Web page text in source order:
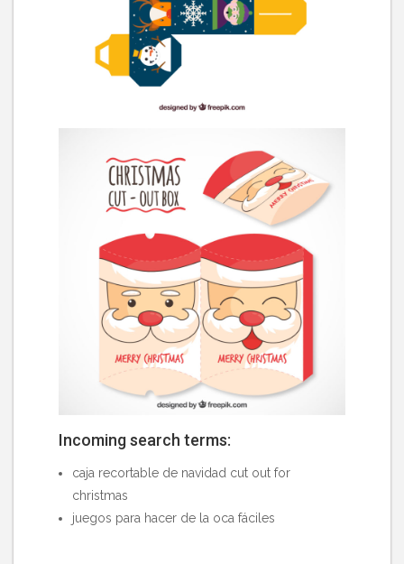
Incoming search terms:
caja recortable de navidad cut out for
christmas
juegos para hacer de la oca fáciles